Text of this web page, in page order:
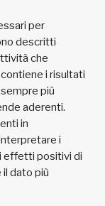
per
descritti
che
i risultati
più
aderenti.
in
i
effetti positivi di
dato più